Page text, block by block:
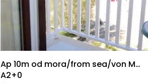
Ap 10m od mora/from sea/von Meer
A2+0